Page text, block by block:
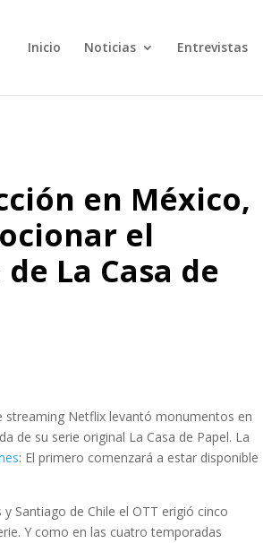
Inicio Noticias Entrevistas
en México,
el
La Casa de
streaming Netflix levantó monumentos en
de su serie original La Casa de Papel. La
: El primero comenzará a estar disponible
Santiago de Chile el OTT erigió cinco
Y como en las cuatro temporadas